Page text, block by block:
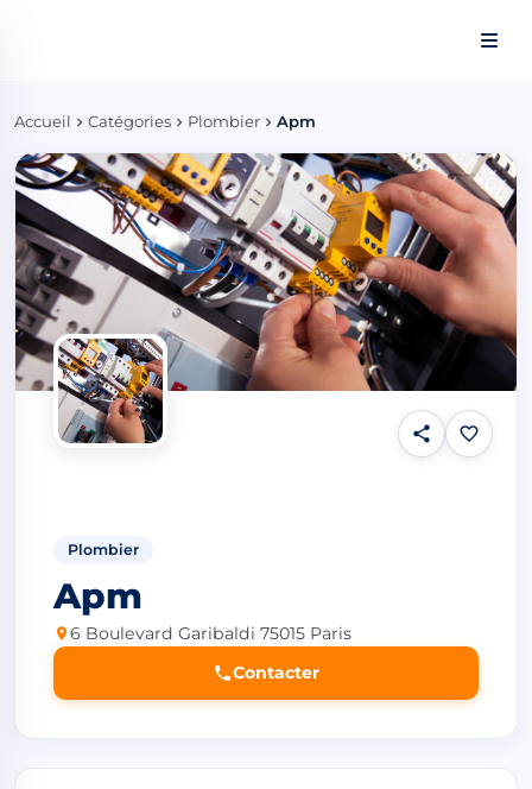
Accueil Catégories Plombier Apm
Plombier
Apm
6 Boulevard Garibaldi 75015 Paris
Contacter